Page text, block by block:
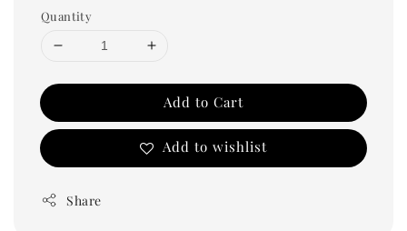
Quantity
Add to Cart
Add to wishlist
Share